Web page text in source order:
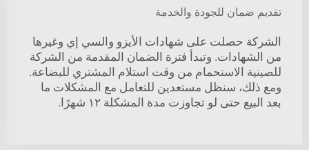
تقديم ضمان للجودة والخدمة
الشركة حصلت على شهادات الأيزو والسي إي وغيرها
من الشهادات. وتبدأ فترة الضمان المقدمة من الشركة
للصينية الاستحمام من وقت استلام المشتري للبضاعة.
ومع ذلك، سنظل مستعدين للتعامل مع المشكلات ما
بعد البيع حتى لو تجاوزت مدة المشكلة ١٢ شهرًا.